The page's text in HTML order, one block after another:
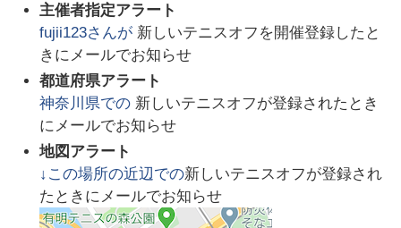
主催者指定アラート
fujii123さんが 新しいテニスオフを開催登録したと
きにメールでお知らせ
都道府県アラート
神奈川県での 新しいテニスオフが登録されたとき
にメールでお知らせ
地図アラート
↓この場所の近辺での新しいテニスオフが登録され
たときにメールでお知らせ